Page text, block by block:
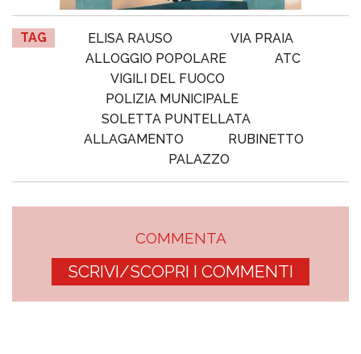
TAG ELISA RAUSO
VIA PRAIA
ALLOGGIO POPOLARE
ATC
VIGILI DEL FUOCO
POLIZIA MUNICIPALE
SOLETTA PUNTELLATA
ALLAGAMENTO
RUBINETTO
PALAZZO
COMMENTA
SCRIVI/SCOPRI I COMMENTI